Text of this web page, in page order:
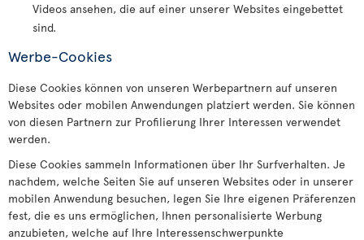
Videos ansehen, die auf einer unserer Websites eingebettet
sind.
Werbe-Cookies
Diese Cookies können von unseren Werbepartnern auf unseren
Websites oder mobilen Anwendungen platziert werden. Sie können
von diesen Partnern zur Profilierung Ihrer Interessen verwendet
werden.
Diese Cookies sammeln Informationen über Ihr Surfverhalten. Je
nachdem, welche Seiten Sie auf unseren Websites oder in unserer
mobilen Anwendung besuchen, legen Sie Ihre eigenen Präferenzen
fest, die es uns ermöglichen, Ihnen personalisierte Werbung
anzubieten, welche auf Ihre Interessenschwerpunkte